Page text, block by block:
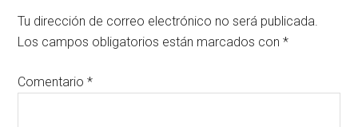
Tu dirección de correo electrónico no será publicada.
Los campos obligatorios están marcados con*
Comentario*